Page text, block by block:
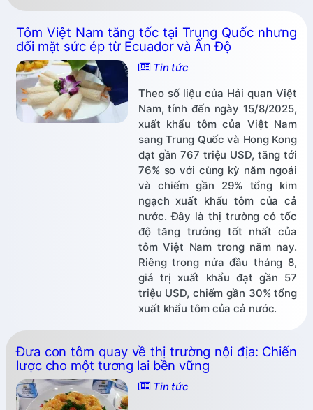
Tôm Việt Nam tăng tốc tại Trung Quốc nhưng
đối mặt sức ép từ Ecuador và Ấn Độ
Tin tức
Theo số liệu của Hải quan Việt
Nam, tính đến ngày 15/8/2025,
xuất khẩu tôm của Việt Nam
sang Trung Quốc và Hong Kong
đạt gần 767 triệu USD, tăng tới
76% so với cùng kỳ năm ngoái
và chiếm gần 29% tổng kim
ngạch xuất khẩu tôm của cả
nước. Đây là thị trường có tốc
độ tăng trưởng tốt nhất của
tôm Việt Nam trong năm nay.
Riêng trong nửa đầu tháng 8,
giá trị xuất khẩu đạt gần 57
triệu USD, chiếm gần 30% tổng
xuất khẩu tôm của cả nước.
Đưa con tôm quay về thị trường nội địa: Chiến
lược cho một tương lai bền vững
Tin tức